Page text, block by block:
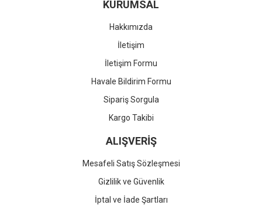
KURUMSAL
Hakkımızda
İletişim
İletişim Formu
Havale Bildirim Formu
Sipariş Sorgula
Kargo Takibi
ALIŞVERİŞ
Mesafeli Satış Sözleşmesi
Gizlilik ve Güvenlik
İptal ve İade Şartları